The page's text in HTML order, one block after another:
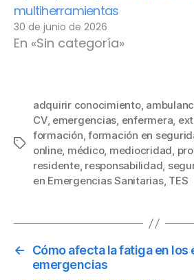
multiherramientas
30 de junio de 2026
En «Sin categoría»
Etiquetas
adquirir conocimiento,
CV, emergencias, enfermera,
formación,formación en
online, médico, mediocridad,
residente, responsabilidad,
en Emergencias Sanitarias, TES
←
Cómo afecta la fatiga en los
emergencias